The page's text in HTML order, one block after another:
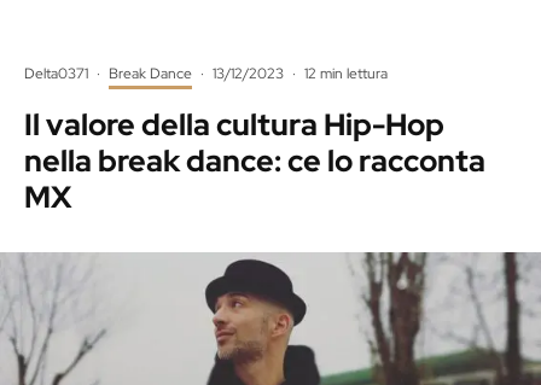
Delta0371 · Break Dance · 13/12/2023 · 12 min lettura
Il valore della cultura Hip-Hop
nella break dance: ce lo racconta
MX